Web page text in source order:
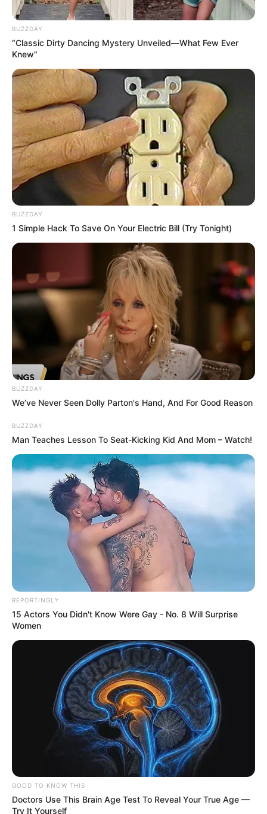
Babeth et Léa ont peur que Patrick meure
L’essentiel en un clin d’oeil :
Patrick, opéré après avoir été touché par une
arme de 9 mm lors du transfert de Dassaru,
BUZZDAY
“Classic Dirty Dancing Mystery Unveiled—What Few Ever
Knew"
BUZZDAY
1 Simple Hack To Save On Your Electric Bill (Try Tonight)
BUZZDAY
We’ve Never Seen Dolly Parton's Hand, And For Good Reason
BUZZDAY
Man Teaches Lesson To Seat-Kicking Kid And Mom – Watch!
REPORTINGLY
15 Actors You Didn't Know Were Gay - No. 8 Will Surprise
Women
GOOD TO KNOW THIS
Doctors Use This Brain Age Test To Reveal Your True Age —
Try It Yourself